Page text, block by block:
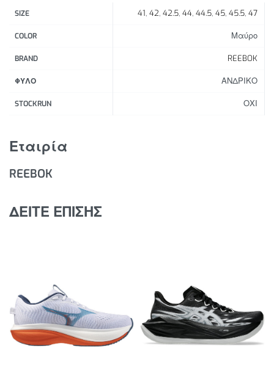
Επάνω μέρος από πλέγμα
Εξωτερική σόλα από καουτσούκ
SIZE 41, 42, 42.5, 44, 44.5, 45, 45.5, 47
COLOR Μαύρο
BRAND REEBOK
ΦΥΛΟ ΑΝΔΡΙΚΟ
STOCKRUN ΟΧΙ
Εταιρία
REEBOK
ΔΕΙΤΕ ΕΠΙΣΗΣ